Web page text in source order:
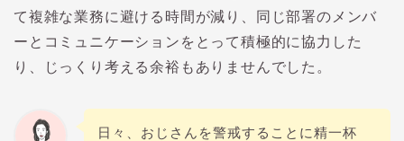
て複雑な業務に避ける時間が減り、同じ部署のメンバ
ーとコミュニケーションをとって積極的に協力した
り、じっくり考える余裕もありませんでした。
日々、おじさんを警戒することに精一杯